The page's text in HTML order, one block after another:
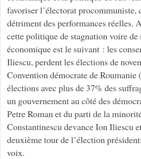
favoriser l’électorat procommuniste,
détriment des performances réelles.
cette politique de stagnation voire de
économique est le suivant : les
Iliescu, perdent les élections de
Convention démocrate de
élections avec plus de 37% des
un gouvernement au côté des
Petre Roman et du parti de la
Constantinescu devance Ion Iliescu
deuxième tour de l’élection
voix.